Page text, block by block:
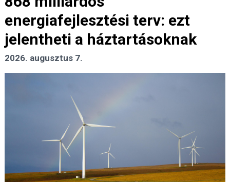
energiafejlesztési terv: ezt
jelentheti a háztartásoknak
2026. augusztus 7.